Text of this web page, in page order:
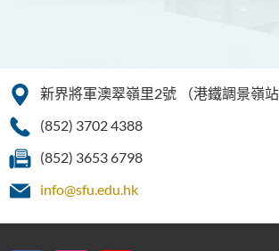
新界將軍澳翠嶺里2號
（港鐵調景嶺
(852) 3702 4388
(852) 3653 6798
info@sfu.edu.hk